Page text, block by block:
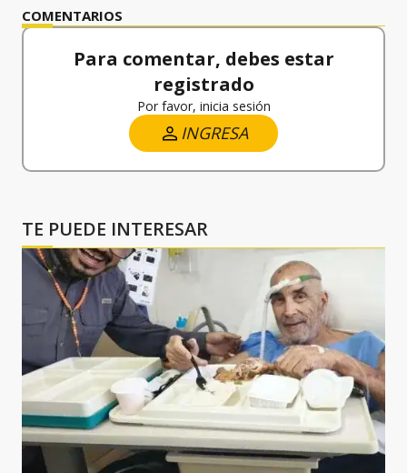
COMENTARIOS
Para comentar, debes estar
registrado
Por favor, inicia sesión
INGRESA
TE PUEDE INTERESAR